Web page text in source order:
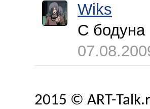
Wiks
С бодуна
2015 © ART-